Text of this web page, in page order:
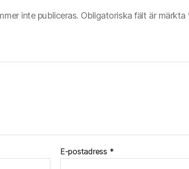
inte publiceras. Obligatoriska fält är märkta
E-postadress *